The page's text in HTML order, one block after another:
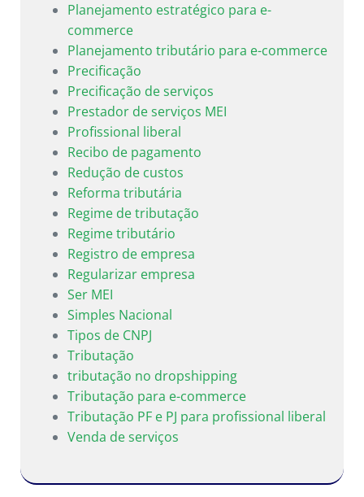
Planejamento estratégico para e-
commerce
Planejamento tributário para e-commerce
Precificação
Precificação de serviços
Prestador de serviços MEI
Profissional liberal
Recibo de pagamento
Redução de custos
Reforma tributária
Regime de tributação
Regime tributário
Registro de empresa
Regularizar empresa
Ser MEI
Simples Nacional
Tipos de CNPJ
Tributação
tributação no dropshipping
Tributação para e-commerce
Tributação PF e PJ para profissional liberal
Venda de serviços